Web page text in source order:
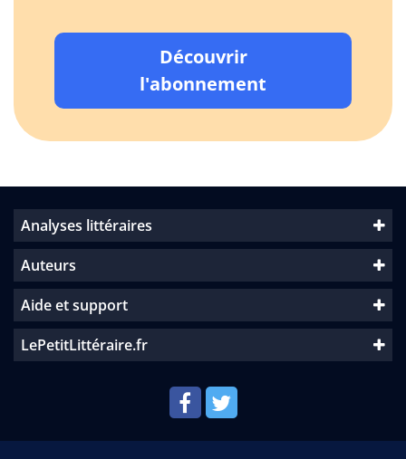
Découvrir
l'abonnement
Analyses littéraires
Auteurs
Aide et support
LePetitLittéraire.fr